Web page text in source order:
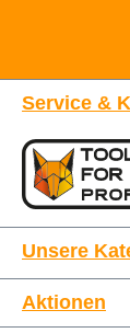
Service &
Unsere
Aktionen